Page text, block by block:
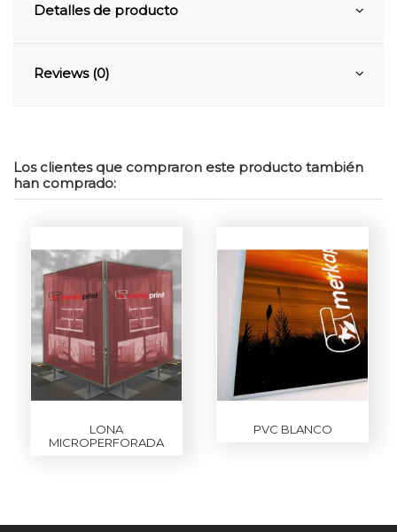
Detalles de producto
Reviews (0)
Los clientes que compraron este producto también
han comprado:
LONA
MICROPERFORADA
PVC BLANCO